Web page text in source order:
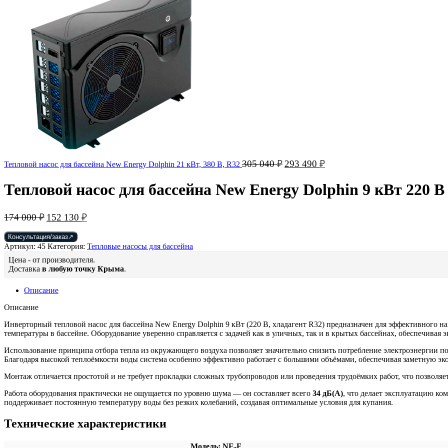
Тепловой насос для бассейна New Energy Dolphin 21 кВт, 380 В, R32 305 040₽ Первоначальная
цена
305
040 ₽.
293 490 ₽Текущая
цена:
490 ₽.
Тепловой насос для бассейна New Energy Dolphin 9 кВт 220 В
174 000₽ Первоначальная
цена
составляла
174
000 ₽.
152 130 ₽Текущая
цена:
130 ₽.
Консультация/заказ
Артикул: 45 Категория: Тепловые насосы для бассейна
Цена - от производителя.
Доставка в любую точку Крыма.
Описание
Описание
Инверторный тепловой насос для бассейна New Energy Dolphin 9 кВт (220 В, хладагент R32) предназначен для эффективного
температуры в бассейне. Оборудование уверенно справляется с задачей как в уличных, так и в крытых бассейнах,
Использование принципа отбора тепла из окружающего воздуха позволяет значительно снизить потребление
Благодаря высокой теплоёмкости воды система особенно эффективно работает с большими объёмами, обеспечивая заметную
Монтаж отличается простотой и не требует прокладки сложных трубопроводов или проведения трудоёмких работ, что
Работа оборудования практически не ощущается по уровню шума — он составляет всего 34 дБ(A), что делает эксплуатацию
поддерживает постоянную температуру воды без резких колебаний, создавая оптимальные условия для купания.
Технические характеристики
Модель: NE-F